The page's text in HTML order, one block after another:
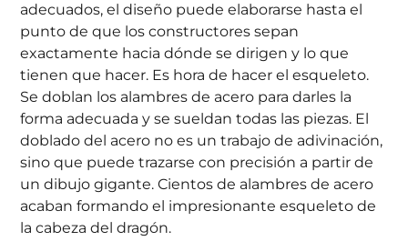
adecuados, el diseño puede elaborarse hasta el
punto de que los constructores sepan
exactamente hacia dónde se dirigen y lo que
tienen que hacer. Es hora de hacer el esqueleto.
Se doblan los alambres de acero para darles la
forma adecuada y se sueldan todas las piezas. El
doblado del acero no es un trabajo de adivinación,
sino que puede trazarse con precisión a partir de
un dibujo gigante. Cientos de alambres de acero
acaban formando el impresionante esqueleto de
la cabeza del dragón.